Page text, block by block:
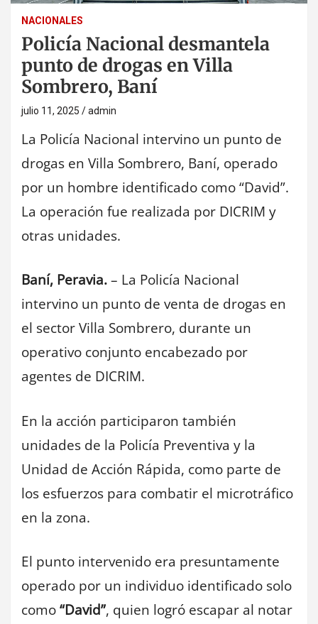
NACIONALES
Policía Nacional desmantela
punto de drogas en Villa
Sombrero, Baní
julio 11, 2025 admin
La Policía Nacional intervino un punto de
drogas en Villa Sombrero, Baní, operado
por un hombre identificado como “David”.
La operación fue realizada por DICRIM y
otras unidades.
Baní, Peravia.– La Policía Nacional
intervino un punto de venta de drogas en
el sector Villa Sombrero, durante un
operativo conjunto encabezado por
agentes de DICRIM.
En la acción participaron también
unidades de la Policía Preventiva y la
Unidad de Acción Rápida, como parte de
los esfuerzos para combatir el microtráfico
en la zona.
El punto intervenido era presuntamente
operado por un individuo identificado solo
como“David”, quien logró escapar al notar